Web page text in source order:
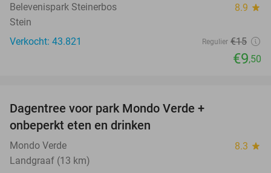
Belevenispark Steinerbos 8.9 star
Stein
Verkocht: 43.821
Regulier €15
€9,50
Dagentree voor park Mondo Verde +
onbeperkt eten en drinken
Mondo Verde 8.3 star
Landgraaf (13 km)